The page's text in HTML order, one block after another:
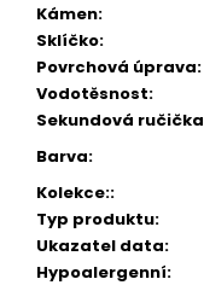
Kámen:
Sklíčko:
Povrchová úprava:
Vodotěsnost:
Sekundová ručička
Barva:
Kolekce::
Typ produktu:
Ukazatel data:
Hypoalergenní: